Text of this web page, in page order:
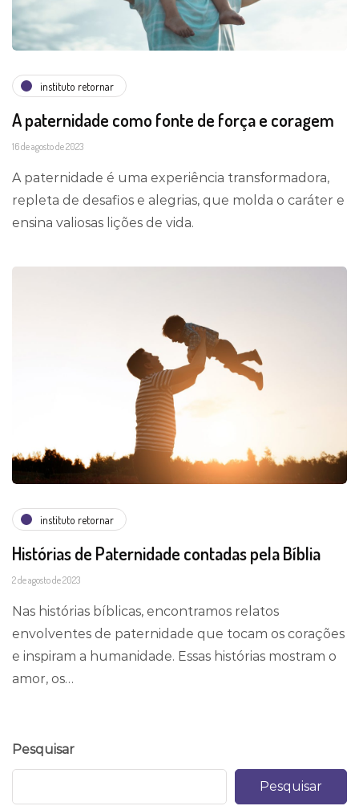
instituto retornar
A paternidade como fonte de força e coragem
16 de agosto de 2023
A paternidade é uma experiência transformadora,
repleta de desafios e alegrias, que molda o caráter e
ensina valiosas lições de vida.
instituto retornar
Histórias de Paternidade contadas pela Bíblia
2 de agosto de 2023
Nas histórias bíblicas, encontramos relatos
envolventes de paternidade que tocam os corações
e inspiram a humanidade. Essas histórias mostram o
amor, os…
Pesquisar
Pesquisar